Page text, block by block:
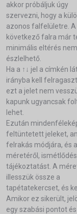
akkor próbáljuk úgy
szervezni, hogy a
azonos falfelületre. A
következő falra már
minimális eltérés nem
észlelhető.
Ha a ↑↓ jel a címkén
irányba kell
ezt a jelet nem
kapunk ugyancsak
lehet.
Ezután
feltüntetett jeleket,
felrakás módjára, és
méretéről,
tájékoztatást. A
illesszük össze a
tapétatekercset, és
Amikor ez sikerült,
egy szabási pontot